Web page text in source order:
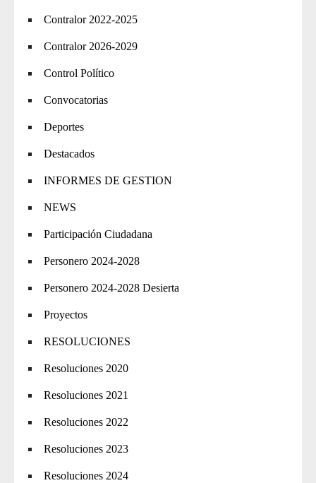
Contralor 2022-2025
Contralor 2026-2029
Control Político
Convocatorias
Deportes
Destacados
INFORMES DE GESTION
NEWS
Participación Ciudadana
Personero 2024-2028
Personero 2024-2028 Desierta
Proyectos
RESOLUCIONES
Resoluciones 2020
Resoluciones 2021
Resoluciones 2022
Resoluciones 2023
Resoluciones 2024